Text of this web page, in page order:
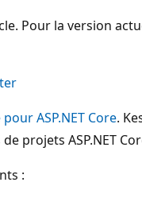
Pour la version
ASP.NET Core.
projets ASP.NET
: